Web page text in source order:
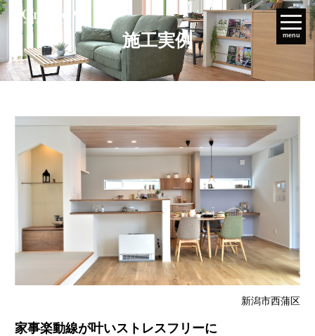
menu
施工実例
新潟市西蒲区
家事楽動線が叶いストレスフリーに